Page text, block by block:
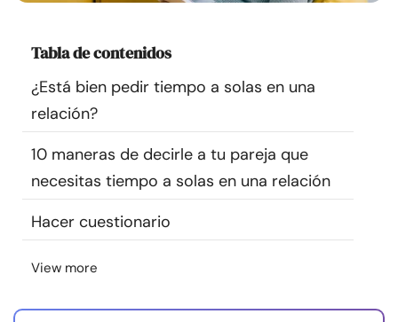
Encuentra un terapeuta
Idioma ES
Sobre nosotros Contáctanos Escríbenos
Publicidad con
nosotros
Tabla de contenidos
¿Está bien pedir tiempo a solas en una
relación?
10 maneras de decirle a tu pareja que
necesitas tiempo a solas en una relación
Hacer cuestionario
View more